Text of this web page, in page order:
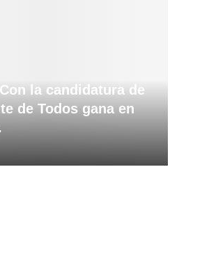
la candidatura de
de Todos gana en